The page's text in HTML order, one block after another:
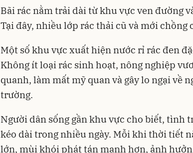
Bãi rác nằm trải dài từ khu vực ven đường
Tại đây, nhiều lớp rác thải cũ và mới chồng
Một số khu vực xuất hiện nước rỉ rác đen
Không ít loại rác sinh hoạt, nông nghiệp
quanh, làm mất mỹ quan và gây lo ngại về
trường.
Người dân sống gần khu vực cho biết, tình
kéo dài trong nhiều ngày. Mỗi khi thời tiết
lớn, mùi khói phát tán mạnh hơn, ảnh